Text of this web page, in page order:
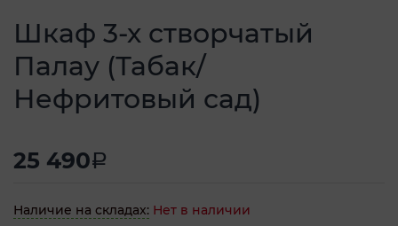
Шкаф 3-х створчатый
Палау (Табак/
Нефритовый сад)
25 490a
Наличие на складах: Нет в наличии